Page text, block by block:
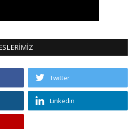
Twitter
Linkedin